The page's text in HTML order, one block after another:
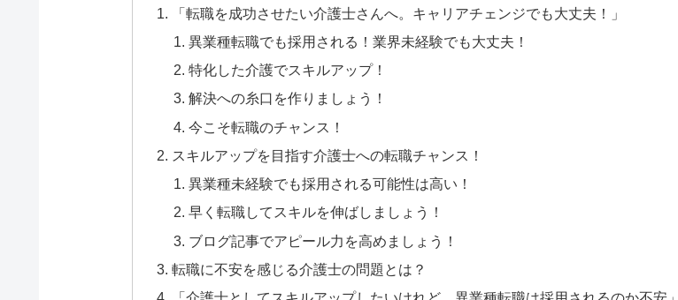
「転職を成功させたい介護士さんへ。キャリアチェンジでも大丈夫！」
異業種転職でも採用される！業界未経験でも大丈夫！
特化した介護でスキルアップ！
解決への糸口を作りましょう！
今こそ転職のチャンス！
スキルアップを目指す介護士への転職チャンス！
異業種未経験でも採用される可能性は高い！
早く転職してスキルを伸ばしましょう！
ブログ記事でアピール力を高めましょう！
転職に不安を感じる介護士の問題とは？